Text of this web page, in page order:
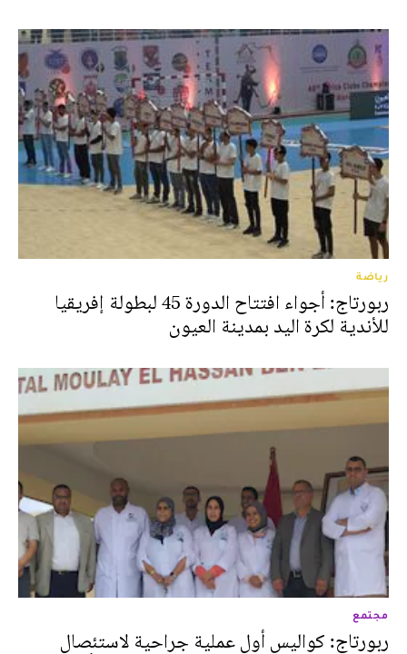
رياضة
ربورتاج: أجواء افتتاح الدورة 45 لبطولة إفريقيا
للأندية لكرة اليد بمدينة العيون
مجتمع
ربورتاج: كواليس أول عملية جراحية لاستئصال